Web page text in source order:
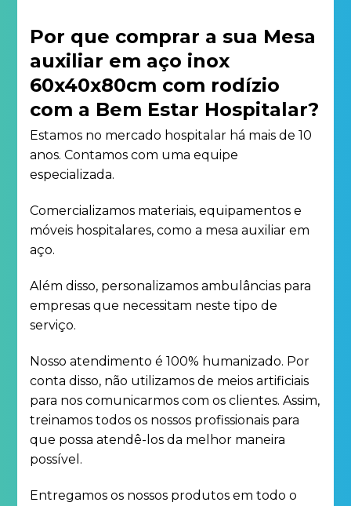
Por que comprar a sua Mesa
auxiliar em aço inox
60x40x80cm com rodízio
com a Bem Estar Hospitalar?
Estamos no mercado hospitalar há mais de 10
anos. Contamos com uma equipe
especializada.
Comercializamos materiais, equipamentos e
móveis hospitalares, como a mesa auxiliar em
aço.
Além disso, personalizamos ambulâncias para
empresas que necessitam neste tipo de
serviço.
Nosso atendimento é 100% humanizado. Por
conta disso, não utilizamos de meios artificiais
para nos comunicarmos com os clientes. Assim,
treinamos todos os nossos profissionais para
que possa atendê-los da melhor maneira
possível.
Entregamos os nossos produtos em todo o